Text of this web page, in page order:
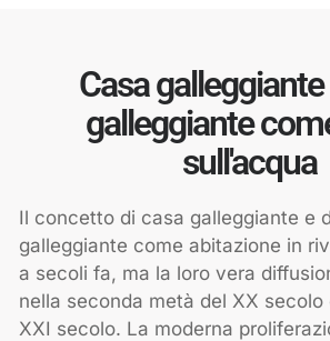
Casa
galleggiante
sull'acqua
Il concetto di casa galleggiante e
galleggiante come abitazione in
a secoli fa, ma la loro vera
nella seconda metà del XX secolo
XXI secolo. La moderna